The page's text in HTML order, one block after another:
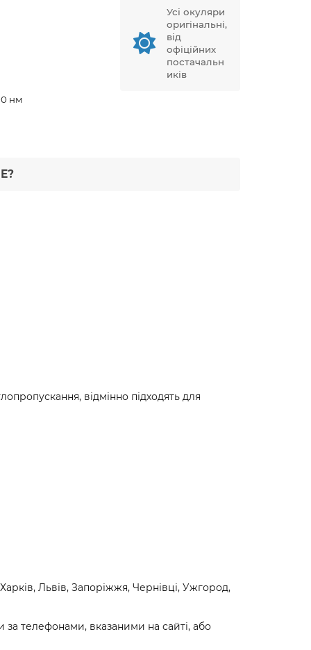
нм
Усі окуляри
оригінальні,
від
офіційних
постачальн
иків
відмінно підходять для
Львів, Запоріжжя, Чернівці, Ужгород,
телефонами, вказаними на сайті, або